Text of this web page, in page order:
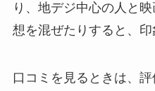
り、地デジ中心の人と
想を混ぜたりすると、印
口コミを見るときは、評